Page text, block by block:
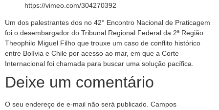
https://vimeo.com/304270392
Um dos palestrantes dos no 42° Encontro Nacional de Praticagem
foi o desembargador do Tribunal Regional Federal da 2ª Região
Theophilo Miguel Filho que trouxe um caso de conflito histórico
entre Bolívia e Chile por acesso ao mar, em que a Corte
Internacional foi chamada para buscar uma solução pacífica.
Deixe um comentário
O seu endereço de e-mail não será publicado. Campos